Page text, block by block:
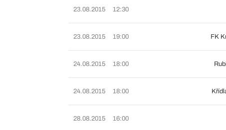
23.08.2015 12:30
23.08.2015 19:00 FK
24.08.2015 18:00
24.08.2015 18:00
28.08.2015 16:00